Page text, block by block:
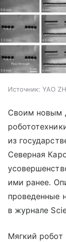
Источник: YAO
Своим новым
из
Северная
ими ранее.
проведенные
в журнале
Мягкий робот